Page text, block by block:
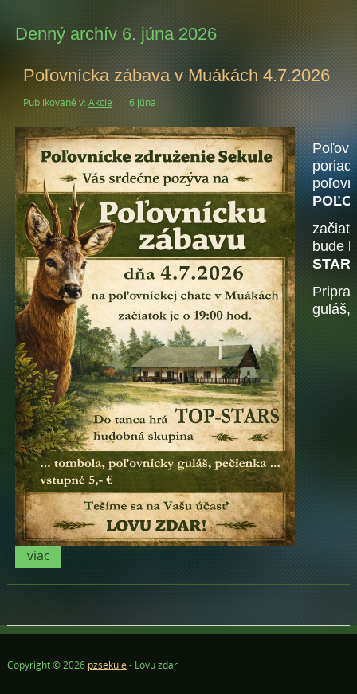
Denný archív 6. júna 2026
Poľovnícka zábava v Muákách 4.7.2026
Publikované v: Akcie 6 júna
bude
guláš,
viac
Copyright © 2026 pzsekule - Lovu zdar